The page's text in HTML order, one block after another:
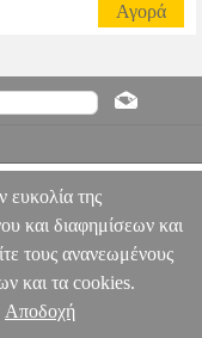
Αγορά
ευκολία της
και διαφημίσεων και
τους ανανεωμένους
και τα cookies.
Αποδοχή